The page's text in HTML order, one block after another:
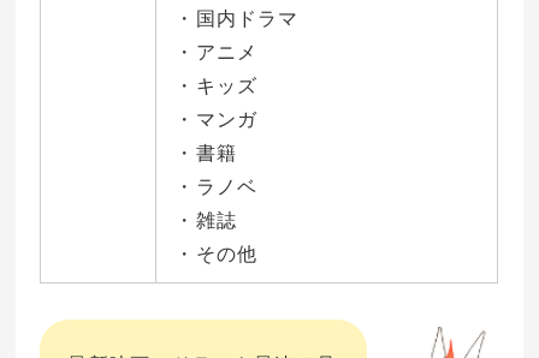
・国内ドラマ
・アニメ
・キッズ
・マンガ
・書籍
・ラノベ
・雑誌
・その他